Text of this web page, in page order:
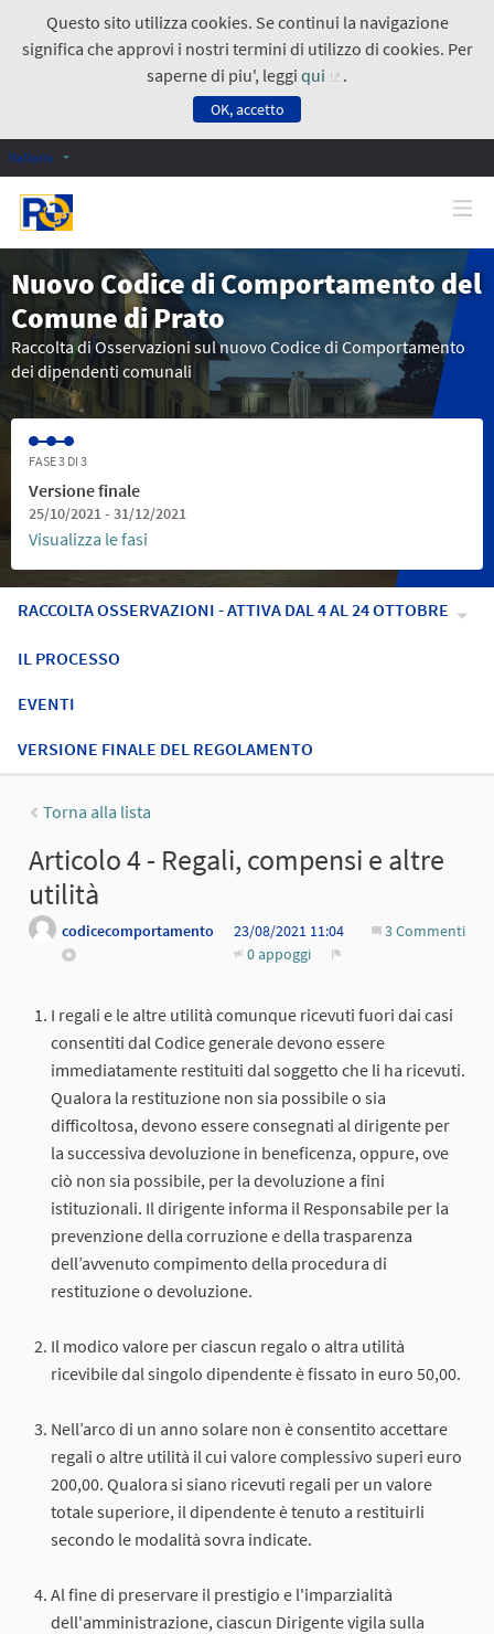
Questo sito utilizza cookies. Se continui la navigazione
significa che approvi i nostri termini di utilizzo di cookies. Per
saperne di piu', leggiqui
.
OK, accetto
Italiano
Nuovo Codice di Comportamento del
Comune di Prato
Raccolta di Osservazioni sul nuovo Codice di Comportamento
dei dipendenti comunali
FASE 3 DI 3
Versione finale
25/10/2021 - 31/12/2021
Visualizza le fasi
RACCOLTA OSSERVAZIONI - ATTIVA DAL 4 AL 24 OTTOBRE
IL PROCESSO
EVENTI
VERSIONE FINALE DEL REGOLAMENTO
Torna alla lista
Articolo 4 - Regali, compensi e altre
utilità
codicecomportamento 23/08/2021 11:04
3 Commenti
0 appoggi
I regali e le altre utilità comunque ricevuti fuori dai casi
consentiti dal Codice generale devono essere
immediatamente restituiti dal soggetto che li ha ricevuti.
Qualora la restituzione non sia possibile o sia
difficoltosa, devono essere consegnati al dirigente per
la successiva devoluzione in beneficenza, oppure, ove
ciò non sia possibile, per la devoluzione a fini
istituzionali. Il dirigente informa il Responsabile per la
prevenzione della corruzione e della trasparenza
dell’avvenuto compimento della procedura di
restituzione o devoluzione.
Il modico valore per ciascun regalo o altra utilità
ricevibile dal singolo dipendente è fissato in euro 50,00.
Nell’arco di un anno solare non è consentito accettare
regali o altre utilità il cui valore complessivo superi euro
200,00. Qualora si siano ricevuti regali per un valore
totale superiore, il dipendente è tenuto a restituirli
secondo le modalità sovra indicate.
Al fine di preservare il prestigio e l'imparzialità
dell'amministrazione, ciascun Dirigente vigila sulla